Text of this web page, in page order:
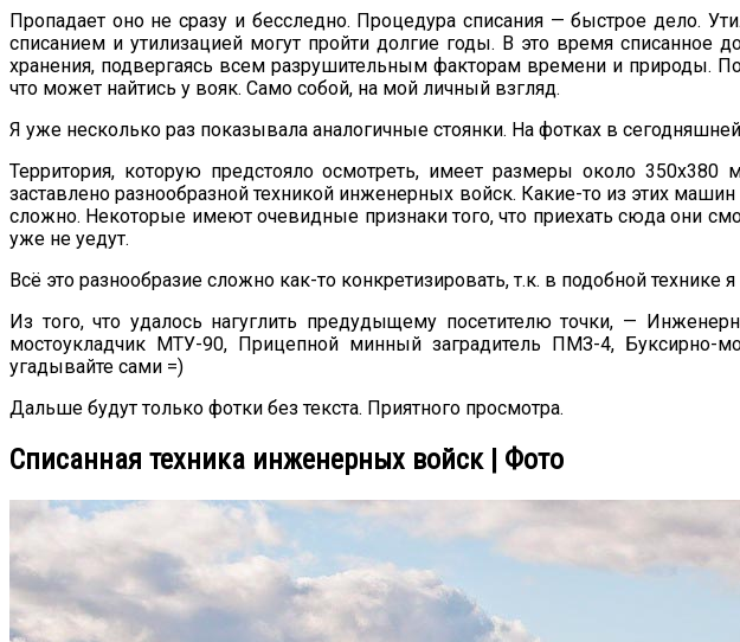
Пропадает оно не сразу и бесследно. Процедура списания — быстрое дело.
списанием и утилизацией могут пройти долгие годы. В это время списанное
хранения, подвергаясь всем разрушительным факторам времени и природы.
что может найтись у вояк. Само собой, на мой личный взгляд.
Я уже несколько раз показывала аналогичные стоянки. На фотках в
Территория, которую предстояло осмотреть, имеет размеры около 350х380
заставлено разнообразной техникой инженерных войск. Какие-то из этих
сложно. Некоторые имеют очевидные признаки того, что приехать сюда они
уже не уедут.
Всё это разнообразие сложно как-то конкретизировать, т.к. в подобной технике
Из того, что удалось нагуглить предудыщему посетителю точки, —
мостоукладчик МТУ-90, Прицепной минный заградитель ПМЗ-4,
угадывайте сами =)
Дальше будут только фотки без текста. Приятного просмотра.
Списанная техника инженерных войск | Фото